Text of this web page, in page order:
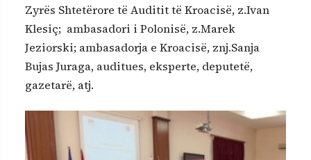
Zyrës Shtetërore të Auditit të Kroacisë, z.Ivan
Klesiç; ambasadori i Polonisë, z.Marek
Jeziorski; ambasadorja e Kroacisë, znj.Sanja
Bujas Juraga, auditues, eksperte, deputetë,
gazetarë, atj.